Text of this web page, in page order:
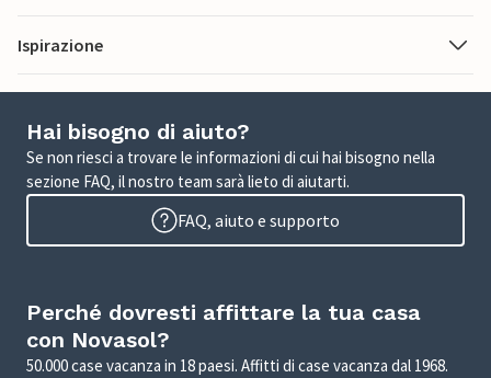
Ispirazione
Hai bisogno di aiuto?
Se non riesci a trovare le informazioni di cui hai bisogno nella
sezione FAQ, il nostro team sarà lieto di aiutarti.
FAQ, aiuto e supporto
Perché dovresti affittare la tua casa
con Novasol?
50.000 case vacanza in 18 paesi. Affitti di case vacanza dal 1968.